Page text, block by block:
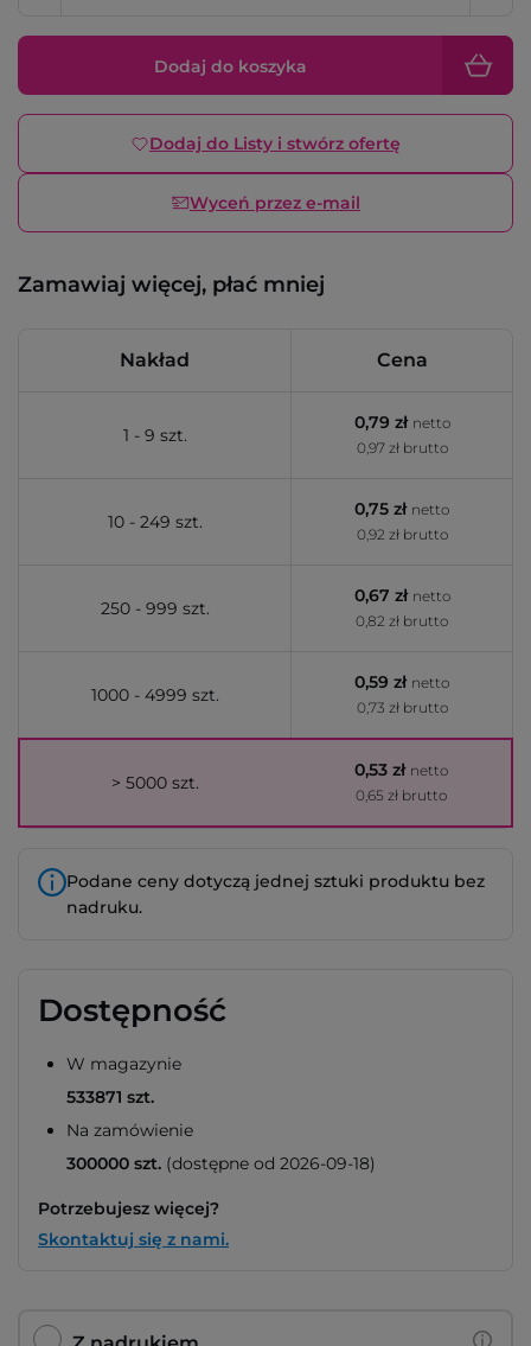
Dodaj do koszyka
Dodaj do Listy i stwórz ofertę
Wyceń przez e-mail
Zamawiaj więcej, płać mniej
Nakład Cena
1 - 9 szt.
0,79 zł netto
0,97 zł brutto
10 - 249 szt.
0,75 zł netto
0,92 zł brutto
250 - 999 szt.
0,67 zł netto
0,82 zł brutto
1000 - 4999 szt.
0,59 zł netto
0,73 zł brutto
> 5000 szt.
0,53 zł netto
0,65 zł brutto
Podane ceny dotyczą jednej sztuki produktu bez
nadruku.
Dostępność
W magazynie
533871 szt.
Na zamówienie
300000 szt. (dostępne od 2026-09-18)
Potrzebujesz więcej?
Skontaktuj się z nami.